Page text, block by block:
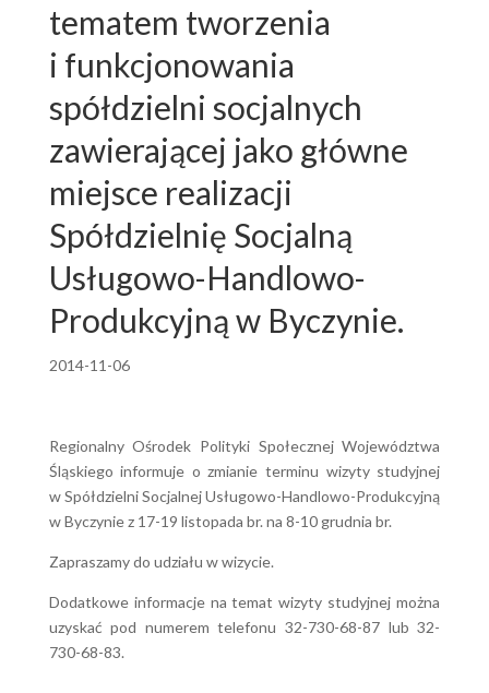
tematem tworzenia
i funkcjonowania
spółdzielni socjalnych
zawierającej jako główne
miejsce realizacji
Spółdzielnię Socjalną
Usługowo-Handlowo-
Produkcyjną w Byczynie.
2014-11-06
Regionalny Ośrodek Polityki Społecznej Województwa
Śląskiego informuje o zmianie terminu wizyty studyjnej
w Spółdzielni Socjalnej Usługowo-Handlowo-Produkcyjną
w Byczynie z 17-19 listopada br. na 8-10 grudnia br.
Zapraszamy do udziału w wizycie.
Dodatkowe informacje na temat wizyty studyjnej można
uzyskać pod numerem telefonu 32-730-68-87 lub 32-
730-68-83.